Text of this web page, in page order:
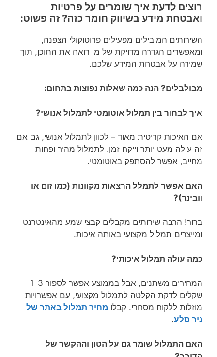
רוצים לדעת איך שומרים על פרטיות
ואבטחת מידע בשיווק חומר כזה? זה פשוט:
השירותים המובילים מפעילים פרוטוקולי הצפנה,
ומאפשרים הגדרה מדויקת של מי רואה את התוכן, תוך
שמירה על אבטחת המידע שלכם.
מבולבלים? הנה כמה שאלות נפוצות בתחום:
איך לבחור בין תמלול אוטומטי לתמלול אנושי?
אם האיכות קריטית מאוד – לכוון לתמלול אנושי, גם אם
זה עולה מעט יותר וייקח זמן. לתמלול מהיר ופחות
מחייב, אפשר להסתפק באוטומטי.
האם אפשר לתמלל הרצאות מקוונות (כמו זום או
וובינר)?
ברור! הרבה שירותים מקבלים קבצי שמע מהאינטרנט
ומייצרים תמלול מקצועי באותה איכות.
כמה עולה תמלול איכותי?
המחירים משתנים, אבל בממוצע אפשר לספור 1-3
שקלים לדקת הקלטה לתמלול מקצועי, עם אפשרויות
מוזלות ללקוח מסחרי. קבלו מחיר תמלול באתר של
ניר סלע.
האם התמלול שומר גם על הטון וההקשר של